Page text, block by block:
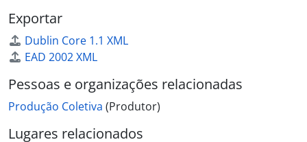
Exportar
Dublin Core 1.1 XML
EAD 2002 XML
Pessoas e organizações relacionadas
Produção Coletiva (Produtor)
Lugares relacionados